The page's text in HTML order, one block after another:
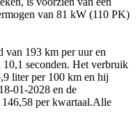
van 81 kW (110 PK)
van 193 km per uur en
seconden. Het verbruik
liter per 100 km en hij
01-2028 en de
146,58 per kwartaal.Alle